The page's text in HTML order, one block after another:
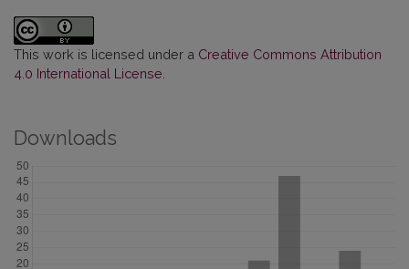
This work is licensed under a Creative Commons Attribution
4.0 International License.
Downloads